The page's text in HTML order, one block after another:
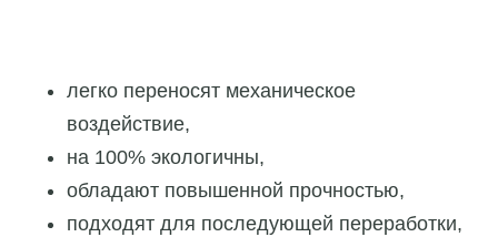
легко переносят механическое
воздействие,
на 100% экологичны,
обладают повышенной прочностью,
подходят для последующей переработки,